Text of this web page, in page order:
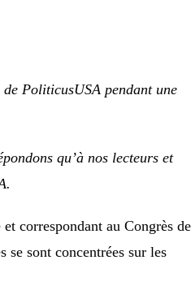
PoliticusUSA pendant une
qu’à nos lecteurs et
correspondant au Congrès de
se sont concentrées sur les